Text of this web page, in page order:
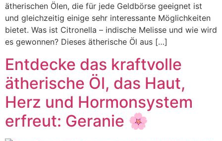
ätherischen Ölen, die für jede Geldbörse geeignet ist
und gleichzeitig einige sehr interessante Möglichkeiten
bietet. Was ist Citronella – indische Melisse und wie wird
es gewonnen? Dieses ätherische Öl aus […]
Entdecke das kraftvolle
ätherische Öl, das Haut,
Herz und Hormonsystem
erfreut: Geranie 🌸